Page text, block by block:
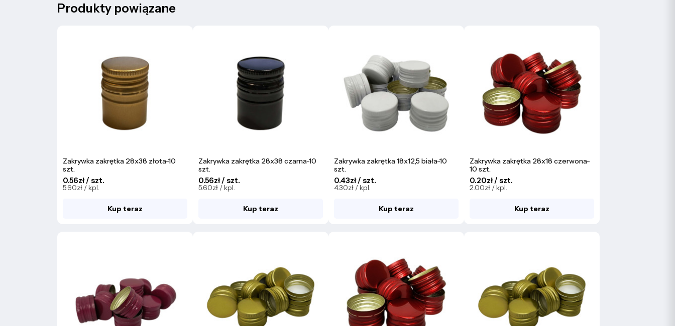
Produkty powiązane
Zakrywka zakrętka 28x38 złota-10
szt.
0.56zł / szt.
5.60zł / kpl.
Kup teraz
Zakrywka zakrętka 28x38 czarna-10
szt.
0.56zł / szt.
5.60zł / kpl.
Kup teraz
Zakrywka zakrętka 18x12,5 biała-10
szt.
0.43zł / szt.
4.30zł / kpl.
Kup teraz
Zakrywka zakrętka 28x18 czerwona-
10 szt.
0.20zł / szt.
2.00zł / kpl.
Kup teraz